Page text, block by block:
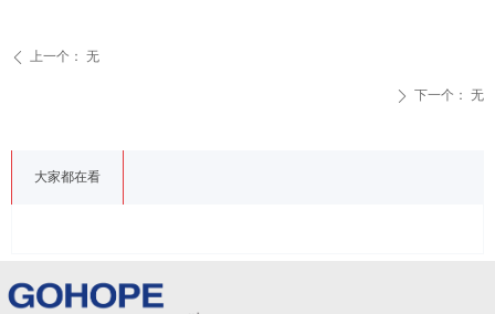
大家都在看
ꄴ 上一个： 无
ꄲ 下一个： 无